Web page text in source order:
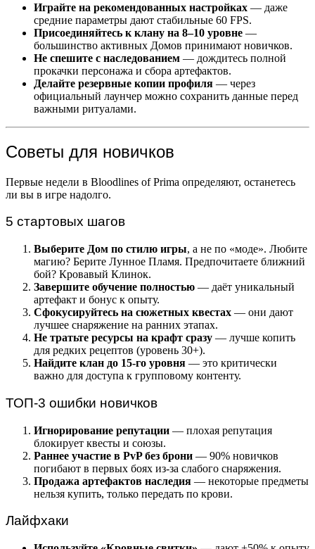
Играйте на рекомендованных настройках — даже
средние параметры дают стабильные 60 FPS.
Присоединяйтесь к клану на 8–10 уровне —
большинство активных Домов принимают новичков.
Не спешите с наследованием — дождитесь полной
прокачки персонажа и сбора артефактов.
Делайте резервные копии профиля — через
официальный лаунчер можно сохранить данные перед
важными ритуалами.
Советы для новичков
Первые недели в Bloodlines of Prima определяют, останетесь
ли вы в игре надолго.
5 стартовых шагов
Выберите Дом по стилю игры, а не по «моде». Любите
магию? Берите Лунное Пламя. Предпочитаете ближний
бой? Кровавый Клинок.
Завершите обучение полностью — даёт уникальный
артефакт и бонус к опыту.
Сфокусируйтесь на сюжетных квестах — они дают
лучшее снаряжение на ранних этапах.
Не тратьте ресурсы на крафт сразу — лучше копить
для редких рецептов (уровень 30+).
Найдите клан до 15-го уровня — это критически
важно для доступа к групповому контенту.
ТОП-3 ошибки новичков
Игнорирование репутации — плохая репутация
блокирует квесты и союзы.
Раннее участие в PvP без брони — 90% новичков
погибают в первых боях из-за слабого снаряжения.
Продажа артефактов наследия — некоторые предметы
нельзя купить, только передать по крови.
Лайфхаки